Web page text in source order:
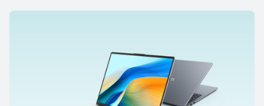
MateBook GT 系列